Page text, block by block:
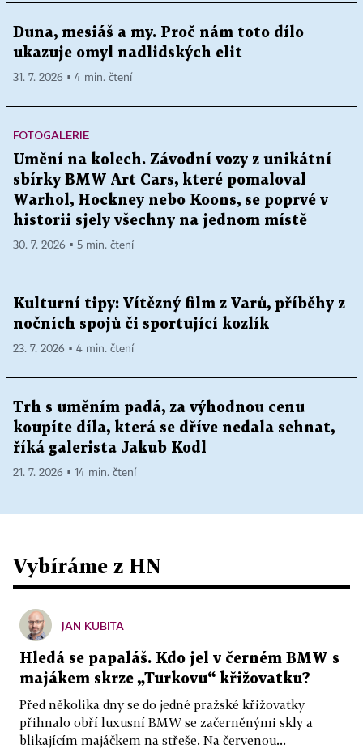
Duna, mesiáš a my. Proč nám toto dílo
ukazuje omyl nadlidských elit
31. 7. 2026 ▪ 4 min. čtení
FOTOGALERIE
Umění na kolech. Závodní vozy z unikátní
sbírky BMW Art Cars, které pomaloval
Warhol, Hockney nebo Koons, se poprvé v
historii sjely všechny na jednom místě
30. 7. 2026 ▪ 5 min. čtení
Kulturní tipy: Vítězný film z Varů, příběhy z
nočních spojů či sportující kozlík
23. 7. 2026 ▪ 4 min. čtení
Trh s uměním padá, za výhodnou cenu
koupíte díla, která se dříve nedala sehnat,
říká galerista Jakub Kodl
21. 7. 2026 ▪ 14 min. čtení
Vybíráme z HN
JAN KUBITA
Hledá se papaláš. Kdo jel v černém BMW s
majákem skrze „Turkovu“ křižovatku?
Před několika dny se do jedné pražské křižovatky
přihnalo obří luxusní BMW se začerněnými skly a
blikajícím majáčkem na střeše. Na červenou...